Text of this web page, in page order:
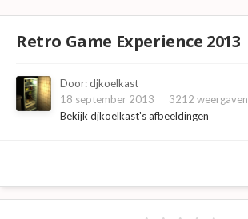
Retro Game Experience 2013
Door:djkoelkast
18 september 2013
3212 weergaven
Bekijk djkoelkast's afbeeldingen